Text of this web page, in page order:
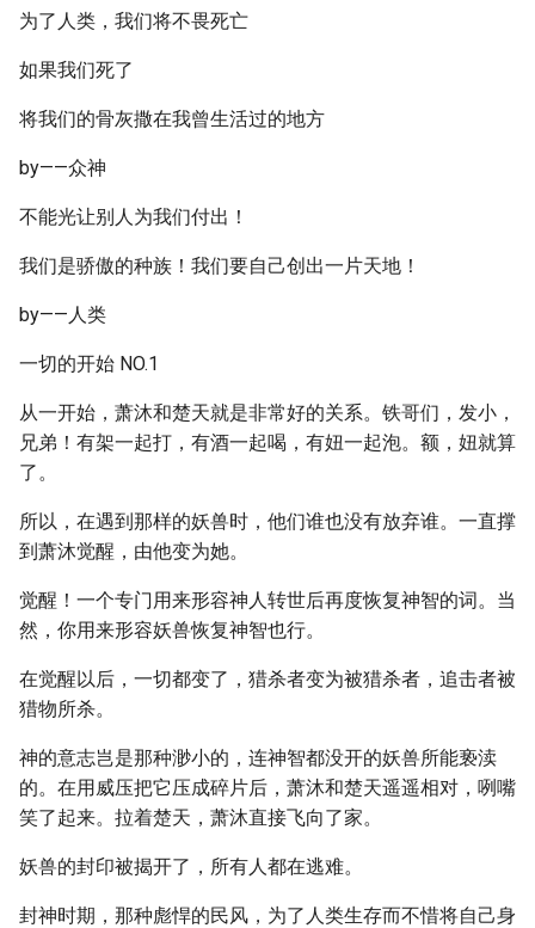
为了人类，我们将不畏死亡
如果我们死了
将我们的骨灰撒在我曾生活过的地方
by——众神
不能光让别人为我们付出！
我们是骄傲的种族！我们要自己创出一片天地！
by——人类
一切的开始 NO.1
从一开始，萧沐和楚天就是非常好的关系。铁哥们，发小，
兄弟！有架一起打，有酒一起喝，有妞一起泡。额，妞就算
了。
所以，在遇到那样的妖兽时，他们谁也没有放弃谁。一直撑
到萧沐觉醒，由他变为她。
觉醒！一个专门用来形容神人转世后再度恢复神智的词。当
然，你用来形容妖兽恢复神智也行。
在觉醒以后，一切都变了，猎杀者变为被猎杀者，追击者被
猎物所杀。
神的意志岂是那种渺小的，连神智都没开的妖兽所能亵渎
的。在用威压把它压成碎片后，萧沐和楚天遥遥相对，咧嘴
笑了起来。拉着楚天，萧沐直接飞向了家。
妖兽的封印被揭开了，所有人都在逃难。
封神时期，那种彪悍的民风，为了人类生存而不惜将自己身